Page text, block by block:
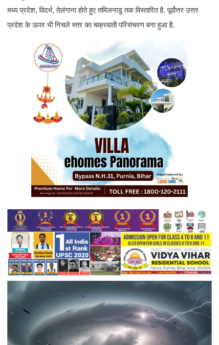
मध्य प्रदेश, विदर्भ, तेलंगाना होते हुए तमिलनाडु तक विस्तारित है. पूर्वोत्तर उत्तर
प्रदेश के ऊपर भी निचले स्तर का चक्रवाती परिसंचरण बना हुआ है.